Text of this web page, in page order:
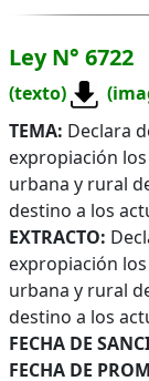
Ley N° 6722
(texto)
TEMA: Declara
expropiación
urbana y rural
destino a los
EXTRACTO:
expropiación
urbana y rural
destino a los
FECHA DE
FECHA DE